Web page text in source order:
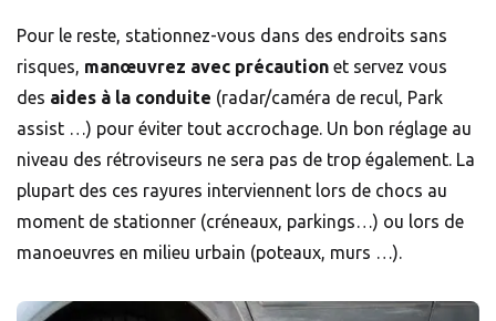
Pour le reste, stationnez-vous dans des endroits sans
risques, manœuvrez avec précaution et servez vous
des aides à la conduite (radar/caméra de recul, Park
assist …) pour éviter tout accrochage. Un bon réglage au
niveau des rétroviseurs ne sera pas de trop également. La
plupart des ces rayures interviennent lors de chocs au
moment de stationner (créneaux, parkings…) ou lors de
manoeuvres en milieu urbain (poteaux, murs …).